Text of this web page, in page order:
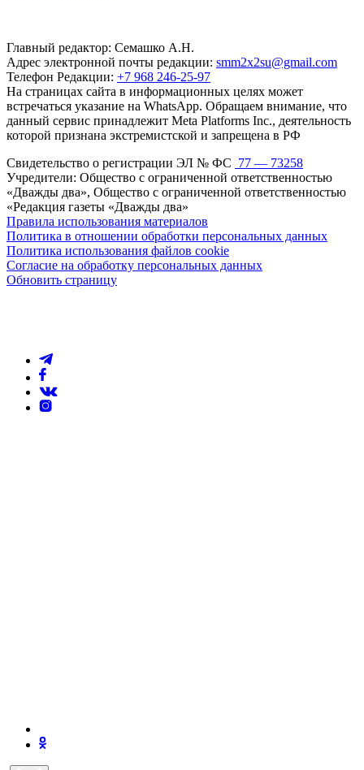
Главный редактор: Семашко А.Н.
Адрес электронной почты редакции: smm2x2su@gmail.com
Телефон Редакции: +7 968 246-25-97
На страницах сайта в информационных целях может
встречаться указание на WhatsApp. Обращаем внимание, что
данный сервис принадлежит Meta Platforms Inc., деятельность
которой признана экстремистской и запрещена в РФ
Свидетельство о регистрации ЭЛ № ФС 77 — 73258
Учредители: Общество с ограниченной ответственностью
«Дважды два», Общество с ограниченной ответственностью
«Редакция газеты «Дважды два»
Правила использования материалов
Политика в отношении обработки персональных данных
Политика использования файлов cookie
Согласие на обработку персональных данных
Обновить страницу